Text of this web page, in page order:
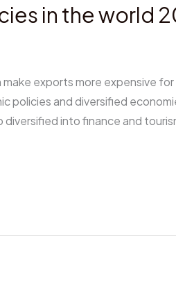
in the world
exports more expensive
policies and diversified
into finance and